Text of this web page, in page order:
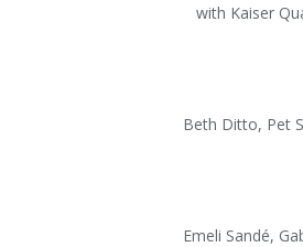
with Kaiser
Beth Ditto, Pet
Emeli Sandé,